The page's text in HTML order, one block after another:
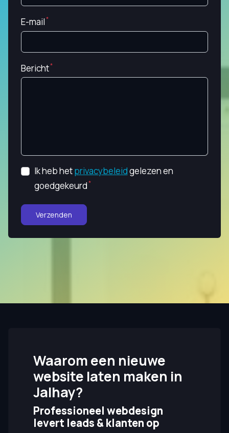
E-mail
Bericht
Ik heb hetprivacybeleidgelezen en
goedgekeurd
Verzenden
Waarom een nieuwe
website laten maken in
Jalhay?
Professioneel webdesign
levert leads & klanten op